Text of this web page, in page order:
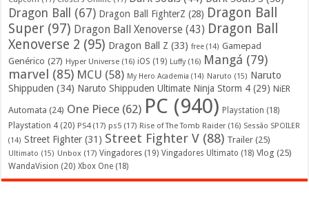
Dragon Ball (67) Dragon Ball FighterZ (28) Dragon Ball
Super (97) Dragon Ball Xenoverse (43) Dragon Ball
Xenoverse 2 (95) Dragon Ball Z (33) free (14) Gamepad
Genérico (27) Hyper Universe (16) iOS (19) Luffy(16) Mangá (79)
marvel (85) MCU (58) My Hero Academia (14) Naruto (15) Naruto
Shippuden (34) Naruto Shippuden Ultimate Ninja Storm 4 (29) NiER
Automata (24) One Piece (62) PC (940) Playstation (18)
Playstation 4 (20) PS4(17) ps5 (17) Rise of The Tomb Raider (16) Sessão SPOILER
(14) Street Fighter (31) Street Fighter V (88) Trailer (25)
Ultimato (15) Unbox (17) Vingadores (19) Vingadores Ultimato (18) Vlog (25)
WandaVision (20) Xbox One (18)